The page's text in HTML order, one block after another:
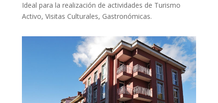
Ideal para la realización de actividades de Turismo
Activo, Visitas Culturales, Gastronómicas.